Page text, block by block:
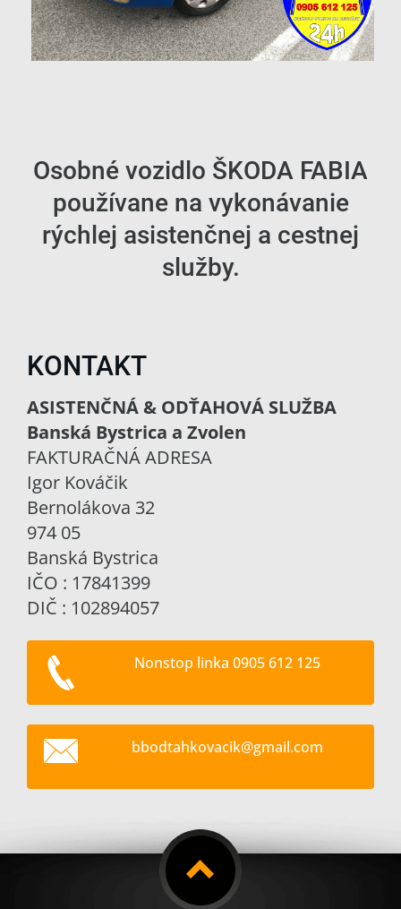
Osobné vozidlo ŠKODA FABIA
používane na vykonávanie
rýchlej asistenčnej a cestnej
služby.
KONTAKT
ASISTENČNÁ & ODŤAHOVÁ SLUŽBA
Banská Bystrica a Zvolen
FAKTURAČNÁ ADRESA
Igor Kováčik
Bernolákova 32
974 05
Banská Bystrica
IČO : 17841399
DIČ : 102894057
Nonstop linka 0905 612 125
bbodtahkovacik@gmail.com